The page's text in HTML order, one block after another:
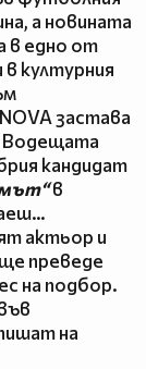
а новината
в едно от
културния
застава
Водещата
кандидат
в
актьор и
преведе
на подбор.
на